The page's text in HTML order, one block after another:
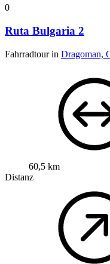
0
Ruta Bulgaria 2
Fahrradtour in Dragoman,
60,5 km
Distanz